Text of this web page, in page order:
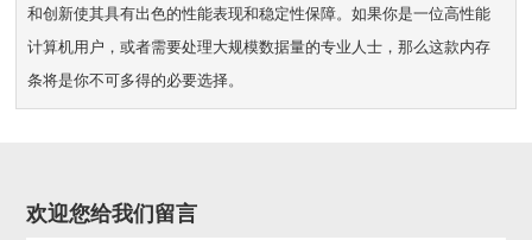
和创新使其具有出色的性能表现和稳定性保障。如果你是一位高性能
计算机用户，或者需要处理大规模数据量的专业人士，那么这款内存
条将是你不可多得的必要选择。
欢迎您给我们留言